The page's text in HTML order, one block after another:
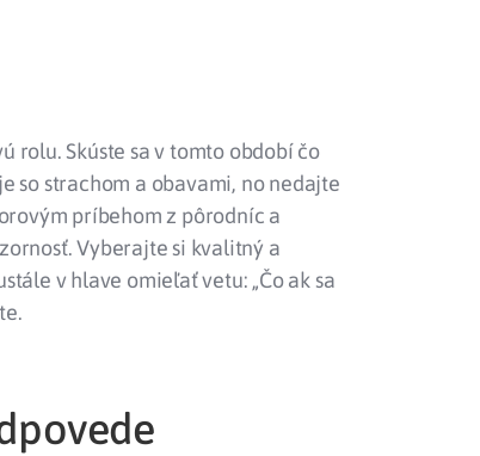
rolu. Skúste sa v tomto období čo
so strachom a obavami, no nedajte
príbehom z pôrodníc a
Vyberajte si kvalitný a
v hlave omieľať vetu: „Čo ak sa